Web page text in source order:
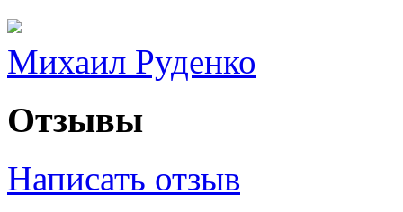
Михаил Руденко
Отзывы
Написать отзыв